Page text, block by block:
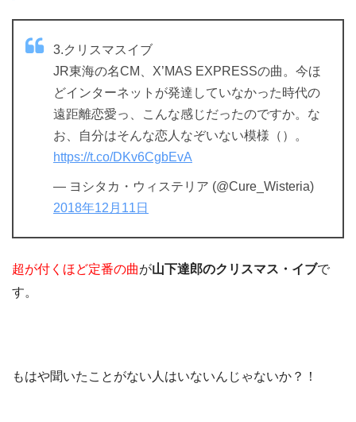
3.クリスマスイブ
JR東海の名CM、X’MAS EXPRESSの曲。今ほ
どインターネットが発達していなかった時代の
遠距離恋愛っ、こんな感じだったのですか。な
お、自分はそんな恋人なぞいない模様（）。
https://t.co/DKv6CgbEvA
— ヨシタカ・ウィステリア (@Cure_Wisteria)
2018年12月11日
超が付くほど定番の曲が山下達郎のクリスマス・イブで
す。
もはや聞いたことがない人はいないんじゃないか？！